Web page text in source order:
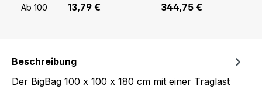
Ab 100 13,79 € 344,75 €
Beschreibung
Der BigBag 100 x 100 x 180 cm mit einer Traglast